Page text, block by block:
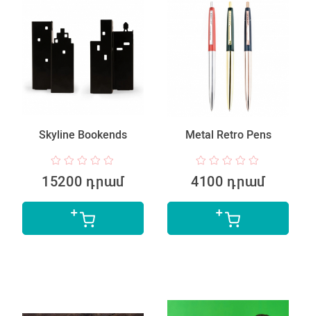
Skyline Bookends
15200 դրամ
Metal Retro Pens
4100 դրամ